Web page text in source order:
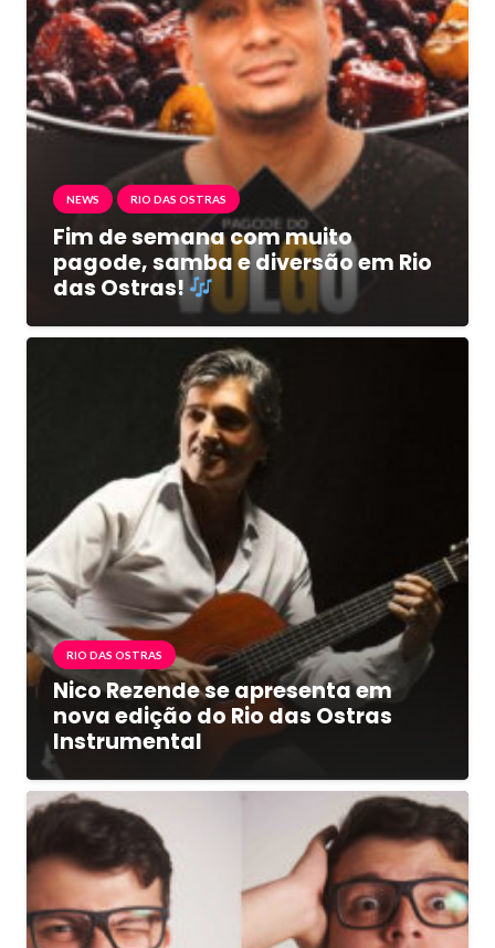
NEWS RIO DAS OSTRAS
Fim de semana com muito
pagode, samba e diversão em Rio
das Ostras!
RIO DAS OSTRAS
Nico Rezende se apresenta em
nova edição do Rio das Ostras
Instrumental